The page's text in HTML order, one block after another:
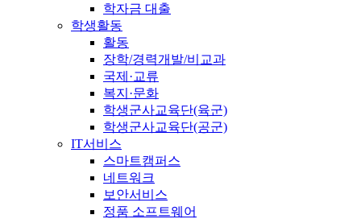
학자금 대출
학생활동
활동
장학/경력개발/비교과
국제·교류
복지·문화
학생군사교육단(육군)
학생군사교육단(공군)
IT서비스
스마트캠퍼스
네트워크
보안서비스
정품 소프트웨어